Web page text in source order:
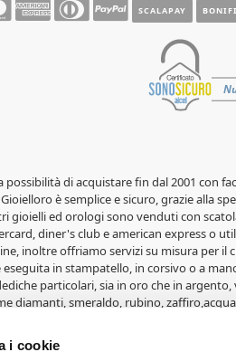
i cookie
SCALAPAY
di acquistare fin dal 2001 con
è semplice e sicuro, grazie alla
ed orologi sono venduti con
diner's club e american express o
inoltre offriamo servizi su misura per
in stampatello, in corsivo o a
particolari, sia in oro che in
diamanti, smeraldo, rubino,
portafoto, album e articoli in oro.